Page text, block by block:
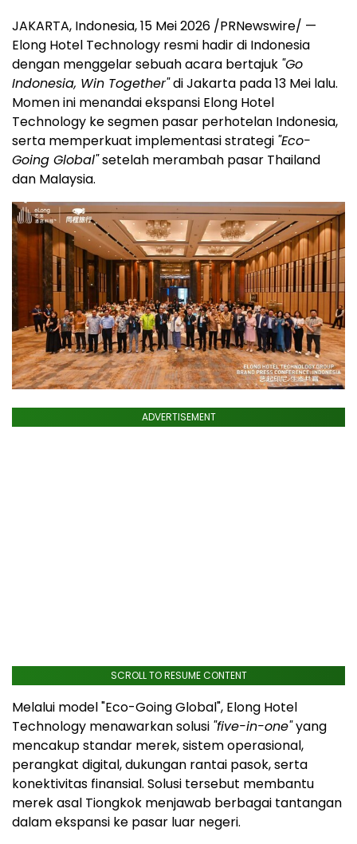
JAKARTA, Indonesia, 15 Mei 2026 /PRNewswire/ —
Elong Hotel Technology resmi hadir di Indonesia
dengan menggelar sebuah acara bertajuk "Go
Indonesia, Win Together"di Jakarta pada 13 Mei lalu.
Momen ini menandai ekspansi Elong Hotel
Technology ke segmen pasar perhotelan Indonesia,
serta memperkuat implementasi strategi "Eco-
Going Global"setelah merambah pasar Thailand
dan Malaysia.
ADVERTISEMENT
SCROLL TO RESUME CONTENT
Melalui model "Eco-Going Global", Elong Hotel
Technology menawarkan solusi "five-in-one"yang
mencakup standar merek, sistem operasional,
perangkat digital, dukungan rantai pasok, serta
konektivitas finansial. Solusi tersebut membantu
merek asal Tiongkok menjawab berbagai tantangan
dalam ekspansi ke pasar luar negeri.